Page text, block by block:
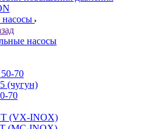
насосы
70
(чугун)
70
(VX-INOX)